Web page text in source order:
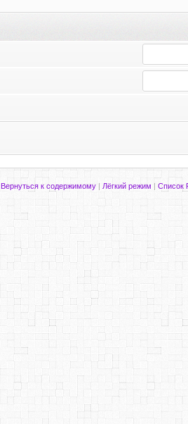
Вернуться к содержимому | Лёгкий режим | Список